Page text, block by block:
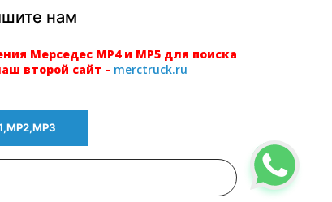
нам
Мерседес МР4 и МР5 для поиска
второй сайт - merctruck.ru